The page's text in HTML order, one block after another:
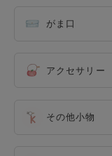
がま口
アクセサリー
その他小物